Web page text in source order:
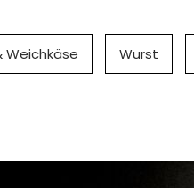
Weichkäse Wurst